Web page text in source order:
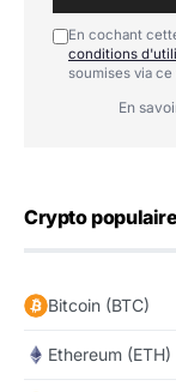
En cochant
conditions
soumises via ce
En
Crypto
Bitcoin (BTC)
Ethereum (ETH)